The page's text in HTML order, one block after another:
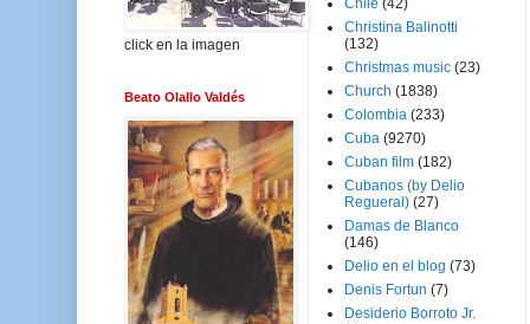
click en la imagen
Beato Olallo Valdés
Chile (42)
Christina Balinotti
(132)
Christmas music (23)
Church (1838)
Colombia (233)
Cuba (9270)
Cuban film (182)
Cubanos (by Delio
Regueral) (27)
Damas de Blanco
(146)
Delio en el blog (73)
Denis Fortun (7)
Desiderio Borroto Jr.